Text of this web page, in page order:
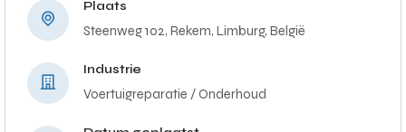
Plaats
Steenweg 102, Rekem, Limburg, België
Industrie
Voertuigreparatie / Onderhoud